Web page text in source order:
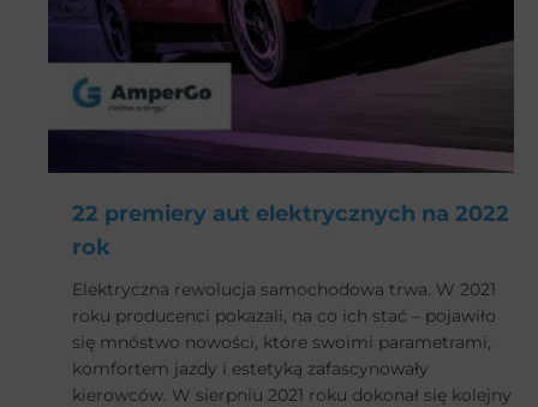
22 premiery aut elektrycznych na 2022
rok
Elektryczna rewolucja samochodowa trwa. W 2021
roku producenci pokazali, na co ich stać – pojawiło
się mnóstwo nowości, które swoimi parametrami,
komfortem jazdy i estetyką zafascynowały
kierowców. W sierpniu 2021 roku dokonał się kolejny